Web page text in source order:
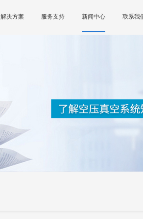
解决方案 服务支持 新闻中心 联系我